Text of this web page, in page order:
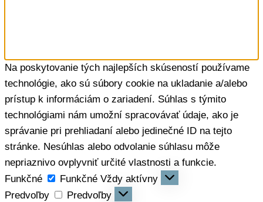
Na poskytovanie tých najlepších skúseností používame
technológie, ako sú súbory cookie na ukladanie a/alebo
prístup k informáciám o zariadení. Súhlas s týmito
technológiami nám umožní spracovávať údaje, ako je
správanie pri prehliadaní alebo jedinečné ID na tejto
stránke. Nesúhlas alebo odvolanie súhlasu môže
nepriaznivo ovplyvniť určité vlastnosti a funkcie.
Funkčné
Funkčné Vždy aktívny
Predvoľby
Predvoľby